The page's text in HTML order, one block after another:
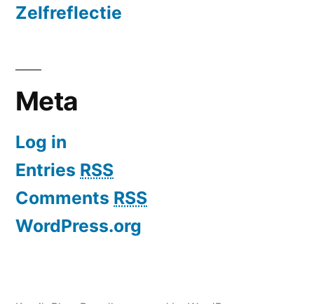
Zelfreflectie
Meta
Log in
Entries RSS
Comments RSS
WordPress.org